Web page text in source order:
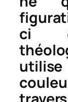
ci